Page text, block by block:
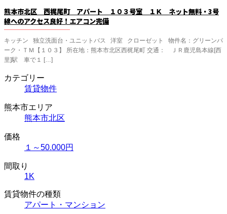
熊本市北区 西梶尾町 アパート １０３号室 １Ｋ ネット無料・3号
線へのアクセス良好！エアコン完備
キッチン 独立洗面台・ユニットバス 洋室 クローゼット 物件名：グリーンパ
ーク・ＴＭ【１０３】 所在地：熊本市北区西梶尾町 交通： ＪＲ鹿児島本線[西
里]駅 車で１ […]
カテゴリー
賃貸物件
熊本市エリア
熊本市北区
価格
１～50.000円
間取り
1K
賃貸物件の種類
アパート・マンション